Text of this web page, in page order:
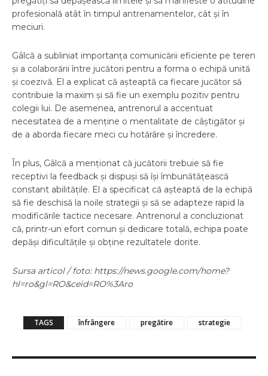
profesională atât în timpul antrenamentelor, cât și în
meciuri.
Gâlcă a subliniat importanța comunicării eficiente pe teren
și a colaborării între jucători pentru a forma o echipă unită
și coezivă. El a explicat că așteaptă ca fiecare jucător să
contribuie la maxim și să fie un exemplu pozitiv pentru
colegii lui. De asemenea, antrenorul a accentuat
necesitatea de a menține o mentalitate de câștigător și
de a aborda fiecare meci cu hotărâre și încredere.
În plus, Gâlcă a menționat că jucătorii trebuie să fie
receptivi la feedback și dispuși să își îmbunătățească
constant abilitățile. El a specificat că așteaptă de la echipă
să fie deschisă la noile strategii și să se adapteze rapid la
modificările tactice necesare. Antrenorul a concluzionat
că, printr-un efort comun și dedicare totală, echipa poate
depăși dificultățile și obține rezultatele dorite.
Sursa articol / foto: https://news.google.com/home?
hl=ro&gl=RO&ceid=RO%3Aro
TAGS înfrângere pregătire strategie